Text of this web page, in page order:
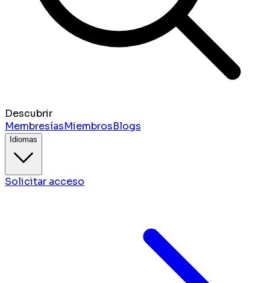
Descubrir
MembresíasMiembrosBlogs
Idiomas
Solicitar acceso